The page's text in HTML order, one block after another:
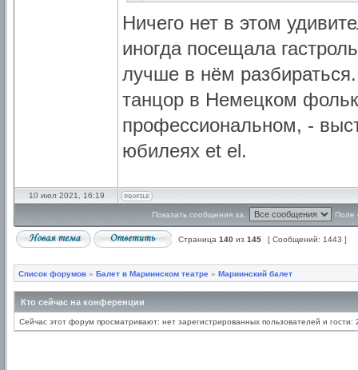
Ничего нет в этом
иногда посещала
лучше в нём
танцор в Hемецком
профессиональнoм, -
юбилеях et el.
10 июл 2021, 16:19
Показать сообщения за: Поле
Страница 140 из 145 [ Сообщений: 1443 ]
Список форумов » Балет в Мариинском театре » Мариинский балет
Кто сейчас на конференции
Сейчас этот форум просматривают: нет зарегистрированных пользователей и гости: